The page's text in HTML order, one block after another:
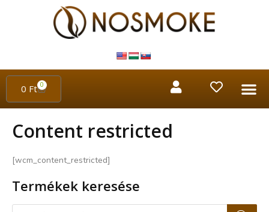
0 Ft 0
Content restricted
[wcm_content_restricted]
Termékek keresése